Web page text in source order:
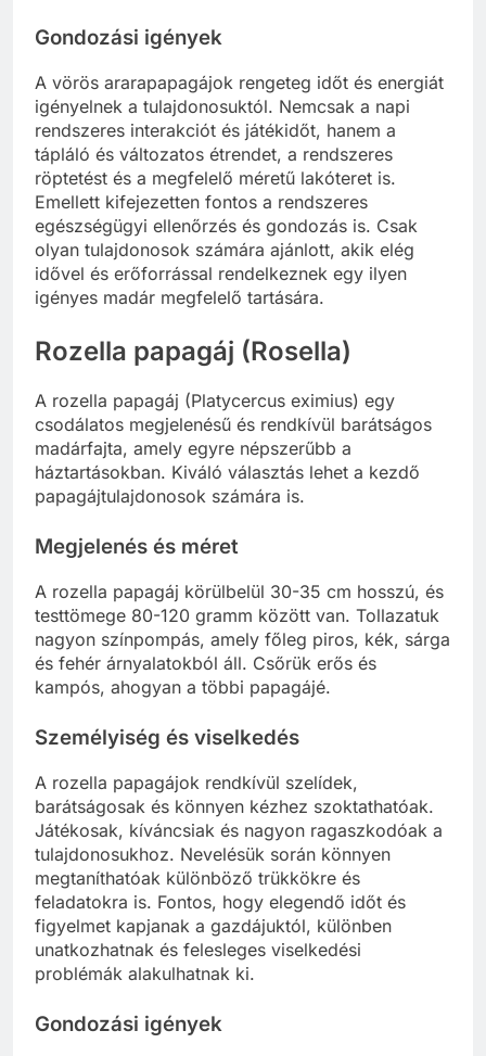
Gondozási igények
A vörös ararapapagájok rengeteg időt és energiát
igényelnek a tulajdonosuktól. Nemcsak a napi
rendszeres interakciót és játékidőt, hanem a
tápláló és változatos étrendet, a rendszeres
röptetést és a megfelelő méretű lakóteret is.
Emellett kifejezetten fontos a rendszeres
egészségügyi ellenőrzés és gondozás is. Csak
olyan tulajdonosok számára ajánlott, akik elég
idővel és erőforrással rendelkeznek egy ilyen
igényes madár megfelelő tartására.
Rozella papagáj (Rosella)
A rozella papagáj (Platycercus eximius) egy
csodálatos megjelenésű és rendkívül barátságos
madárfajta, amely egyre népszerűbb a
háztartásokban. Kiváló választás lehet a kezdő
papagájtulajdonosok számára is.
Megjelenés és méret
A rozella papagáj körülbelül 30-35 cm hosszú, és
testtömege 80-120 gramm között van. Tollazatuk
nagyon színpompás, amely főleg piros, kék, sárga
és fehér árnyalatokból áll. Csőrük erős és
kampós, ahogyan a többi papagájé.
Személyiség és viselkedés
A rozella papagájok rendkívül szelídek,
barátságosak és könnyen kézhez szoktathatóak.
Játékosak, kíváncsiak és nagyon ragaszkodóak a
tulajdonosukhoz. Nevelésük során könnyen
megtaníthatóak különböző trükkökre és
feladatokra is. Fontos, hogy elegendő időt és
figyelmet kapjanak a gazdájuktól, különben
unatkozhatnak és felesleges viselkedési
problémák alakulhatnak ki.
Gondozási igények